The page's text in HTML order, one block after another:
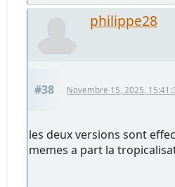
philippe28
#38 Novembre 15, 2025,
les deux versions sont
memes a part la